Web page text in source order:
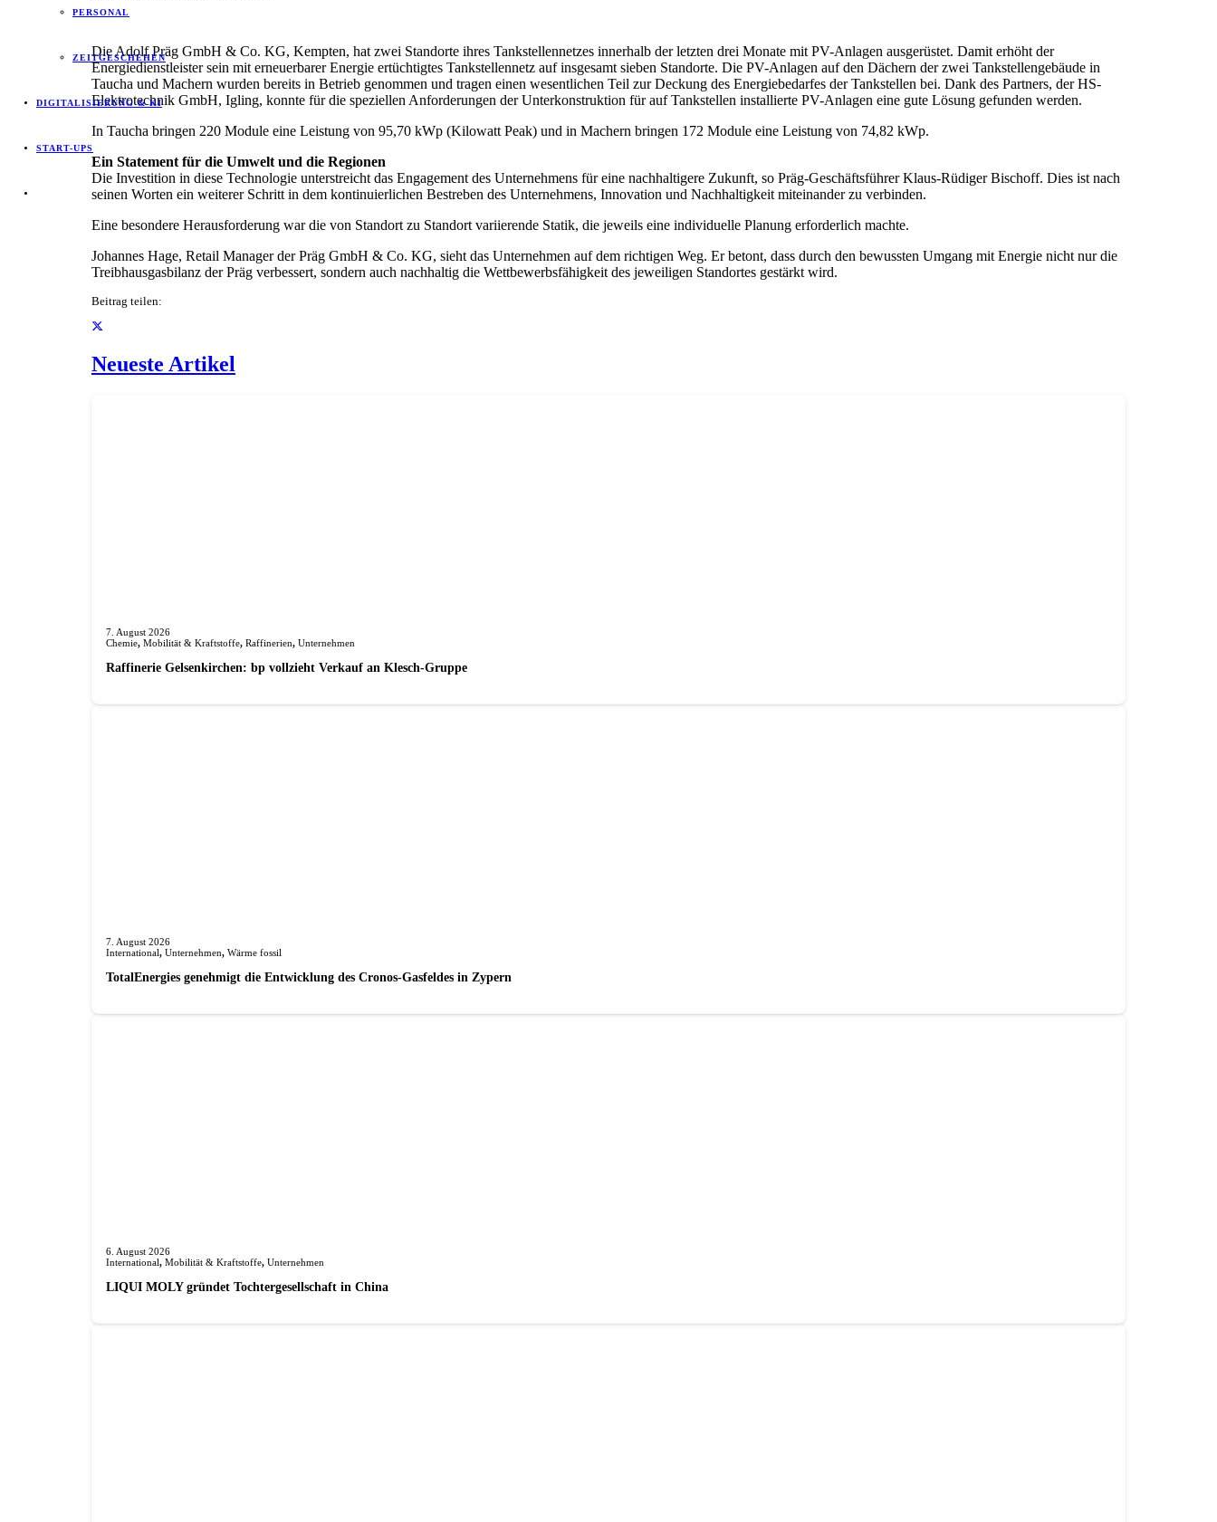
PERSONAL
ZEITGESCHEHEN
DIGITALISIERUNG & KI
START-UPS
Die Adolf Präg GmbH & Co. KG, Kempten, hat zwei Standorte ihres Tankstellennetzes innerhalb der letzten drei Monate mit PV-Anlagen ausgerüstet. Damit erhöht der
Energiedienstleister sein mit erneuerbarer Energie ertüchtigtes Tankstellennetz auf insgesamt sieben Standorte. Die PV-Anlagen auf den Dächern der zwei Tankstellengebäude in
Taucha und Machern wurden bereits in Betrieb genommen und tragen einen wesentlichen Teil zur Deckung des Energiebedarfes der Tankstellen bei. Dank des Partners, der HS-
Elektrotechnik GmbH, Igling, konnte für die speziellen Anforderungen der Unterkonstruktion für auf Tankstellen installierte PV-Anlagen eine gute Lösung gefunden werden.
In Taucha bringen 220 Module eine Leistung von 95,70 kWp (Kilowatt Peak) und in Machern bringen 172 Module eine Leistung von 74,82 kWp.
Ein Statement für die Umwelt und die Regionen
Die Investition in diese Technologie unterstreicht das Engagement des Unternehmens für eine nachhaltigere Zukunft, so Präg-Geschäftsführer Klaus-Rüdiger Bischoff. Dies ist nach
seinen Worten ein weiterer Schritt in dem kontinuierlichen Bestreben des Unternehmens, Innovation und Nachhaltigkeit miteinander zu verbinden.
Eine besondere Herausforderung war die von Standort zu Standort variierende Statik, die jeweils eine individuelle Planung erforderlich machte.
Johannes Hage, Retail Manager der Präg GmbH & Co. KG, sieht das Unternehmen auf dem richtigen Weg. Er betont, dass durch den bewussten Umgang mit Energie nicht nur die
Treibhausgasbilanz der Präg verbessert, sondern auch nachhaltig die Wettbewerbsfähigkeit des jeweiligen Standortes gestärkt wird.
Beitrag teilen:
Neueste Artikel
7. August 2026
Chemie, Mobilität & Kraftstoffe, Raffinerien, Unternehmen
Raffinerie Gelsenkirchen: bp vollzieht Verkauf an Klesch-Gruppe
7. August 2026
International, Unternehmen, Wärme fossil
TotalEnergies genehmigt die Entwicklung des Cronos-Gasfeldes in Zypern
6. August 2026
International, Mobilität & Kraftstoffe, Unternehmen
LIQUI MOLY gründet Tochterge­sellschaft in China